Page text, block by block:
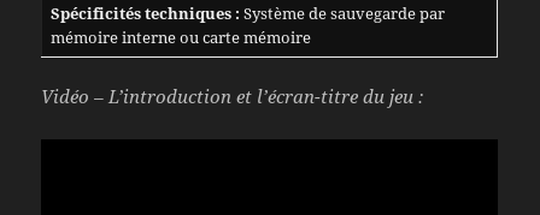
Spécificités techniques : Système de sauvegarde par
mémoire interne ou carte mémoire
Vidéo – L’introduction et l’écran-titre du jeu :